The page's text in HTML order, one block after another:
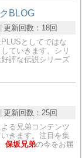
BLOG
更新回数： 18回
としてではな
ていきます。シリ
評な伝説シリーズ
更新回数： 25回
る兄弟コンテンツ
きます。注目を集
保坂兄弟の今をお届